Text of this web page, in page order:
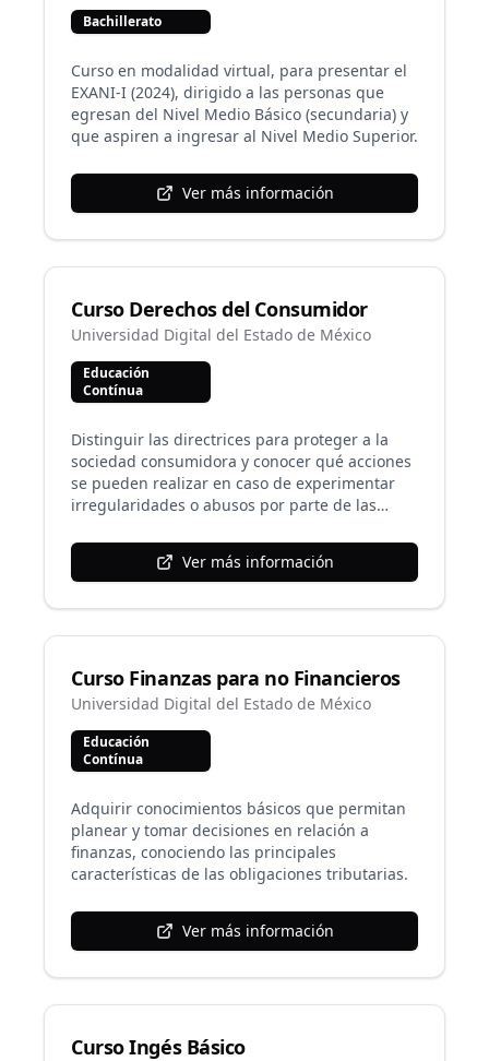
Bachillerato
Curso en modalidad virtual, para presentar el
EXANI-I (2024), dirigido a las personas que
egresan del Nivel Medio Básico (secundaria) y
que aspiren a ingresar al Nivel Medio Superior.
Ver más información
Curso Derechos del Consumidor
Universidad Digital del Estado de México
Educación
Contínua
Distinguir las directrices para proteger a la
sociedad consumidora y conocer qué acciones
se pueden realizar en caso de experimentar
irregularidades o abusos por parte de las
incurrir en sanciones como ofertante.
Ver más información
Curso Finanzas para no Financieros
Universidad Digital del Estado de México
Educación
Contínua
Adquirir conocimientos básicos que permitan
planear y tomar decisiones en relación a
finanzas, conociendo las principales
características de las obligaciones tributarias.
Ver más información
Curso Ingés Básico